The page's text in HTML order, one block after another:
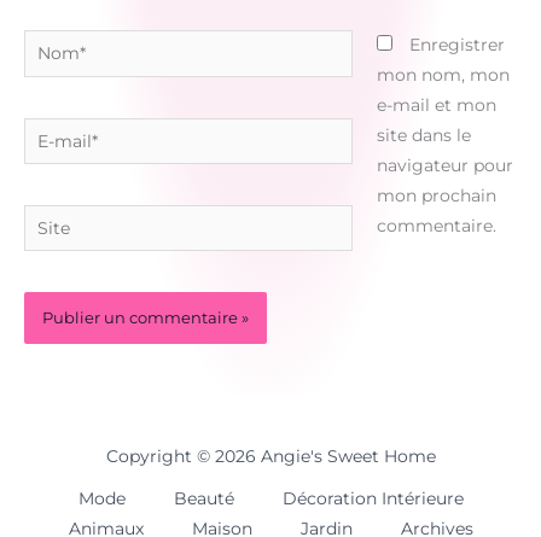
Nom*
E-
mail*
Site
Enregistrer
mon nom, mon
e-mail et mon
site dans le
navigateur pour
mon prochain
commentaire.
Copyright © 2026 Angie's Sweet Home
Mode Beauté
Décoration Intérieure
Animaux
Maison Jardin Archives